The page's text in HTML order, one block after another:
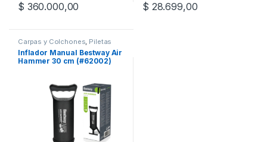
$ 360.000,00 $ 28.699,00
Carpas y Colchones, Piletas
Inflador Manual Bestway Air
Hammer 30 cm (#62002)